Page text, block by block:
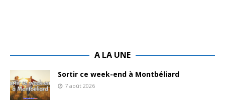
A LA UNE
Sortir ce week-end à Montbéliard
7 août 2026